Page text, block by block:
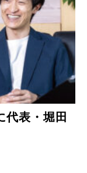
代表・堀田